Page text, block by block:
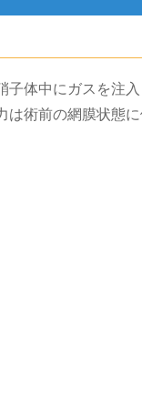
体中にガスを注
術前の網膜状態に